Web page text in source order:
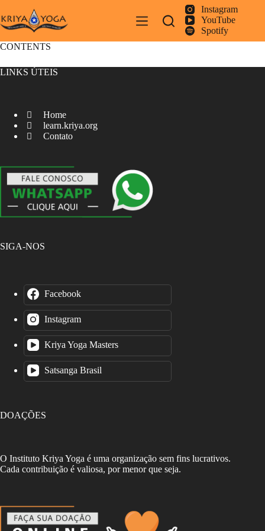
para
o
Instagram
YouTube
Spotify
CONTENTS
LINKS ÚTEIS
Home
learn.kriya.org
Contato
SIGA-NOS
Facebook
Instagram
Kriya Yoga Masters
Satsanga Brasil
DOAÇÕES
O Instituto Kriya Yoga é uma organização sem fins lucrativos.
Cada contribuição é valiosa, por menor que seja.